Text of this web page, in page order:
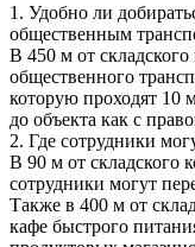
1. Удобно ли
общественным
В 450 м от складского
общественного
которую проходят 10
до объекта как с
2. Где сотрудники
В 90 м от складского
сотрудники могут
Также в 400 м от
кафе быстрого